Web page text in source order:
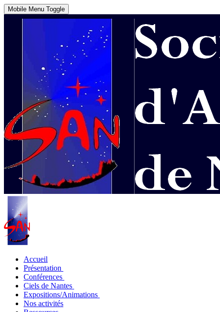
Mobile Menu Toggle
Accueil
Présentation
Conférences
Ciels de Nantes
Expositions/Animations
Nos activités